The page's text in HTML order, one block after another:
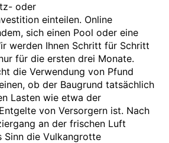
oder
einteilen. Online
sich einen Pool oder eine
werden Ihnen Schritt für Schritt
für die ersten drei Monate.
die Verwendung von Pfund
ob der Baugrund tatsächlich
Lasten wie etwa der
von Versorgern ist. Nach
an der frischen Luft
Sinn die Vulkangrotte